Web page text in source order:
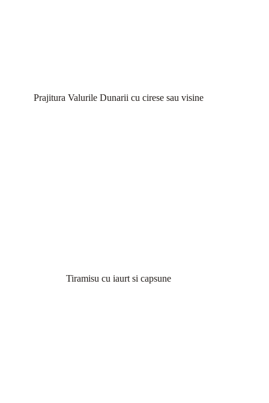
Prajitura Valurile Dunarii cu cirese sau visine
Tiramisu cu iaurt si capsune